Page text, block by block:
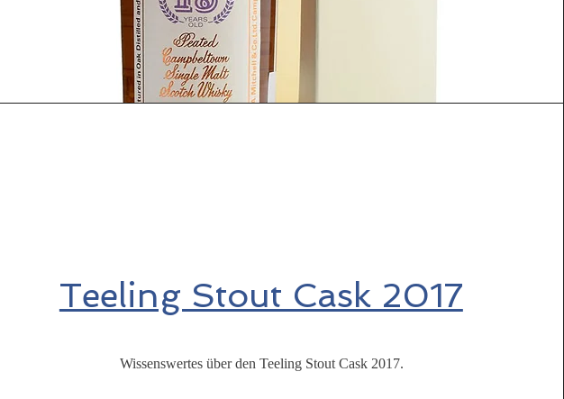
Teeling Stout Cask 2017
Wissenswertes über den Teeling Stout Cask 2017.